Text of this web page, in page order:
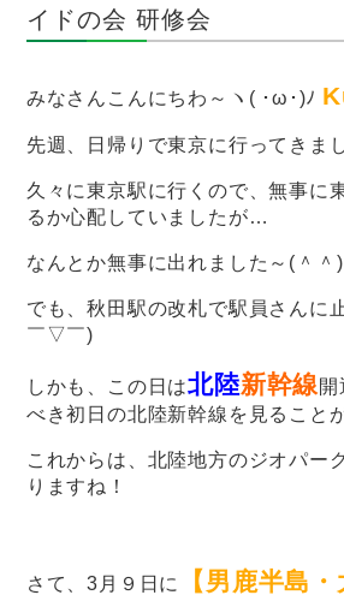
イドの会 研修会
みなさんこんにちわ～ヽ( ･ω･)ﾉ
先週、日帰りで東京に行ってきま
久々に東京駅に行くので、無事に
るか心配していましたが…
なんとか無事に出れました～(＾＾)
でも、秋田駅の改札で駅員さんに
￣▽￣)
しかも、この日は北陸新幹線
べき初日の北陸新幹線を見ること
これからは、北陸地方のジオパー
りますね！
さて、3月９日に 【男鹿半島